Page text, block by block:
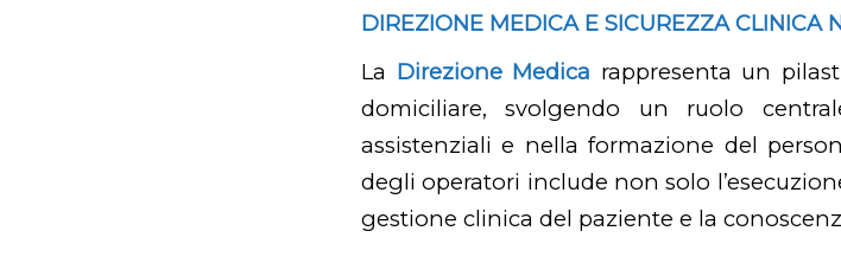
DIREZIONE MEDICA E SICUREZZA CLINICA
La Direzione Medica rappresenta un
domiciliare, svolgendo un ruolo
assistenziali e nella formazione del
degli operatori include non solo
gestione clinica del paziente e la